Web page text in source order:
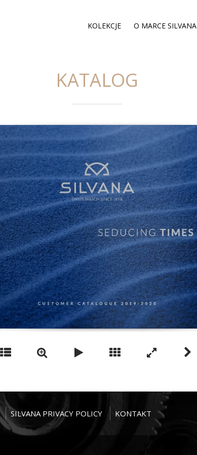
KOLEKCJE O MARCE SILVANA
KATALOG
SILVANA PRIVACY POLICY KONTAKT